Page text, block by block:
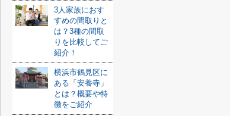
3人家族におす
すめの間取りと
は？3種の間取
りを比較してご
紹介！
横浜市鶴見区に
ある「安養寺」
とは？概要や特
徴をご紹介